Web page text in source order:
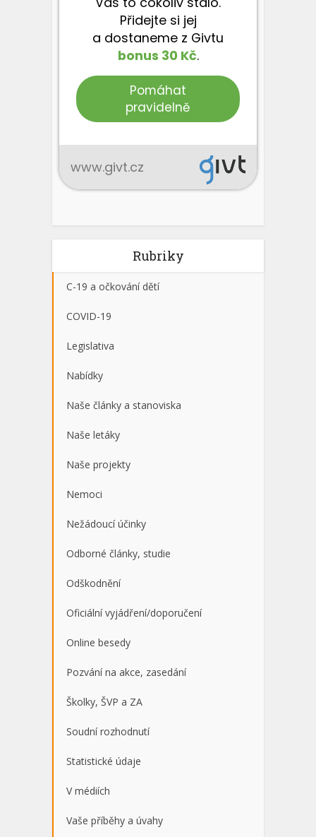
Rubriky
C-19 a očkování dětí
COVID-19
Legislativa
Nabídky
Naše články a stanoviska
Naše letáky
Naše projekty
Nemoci
Nežádoucí účinky
Odborné články, studie
Odškodnění
Oficiální vyjádření/doporučení
Online besedy
Pozvání na akce, zasedání
Školky, ŠVP a ZA
Soudní rozhodnutí
Statistické údaje
V médiích
Vaše příběhy a úvahy